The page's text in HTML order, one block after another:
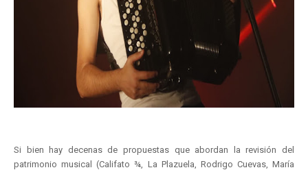
Si bien hay decenas de propuestas que abordan la revisión del
patrimonio musical (Califato ¾, La Plazuela, Rodrigo Cuevas, María